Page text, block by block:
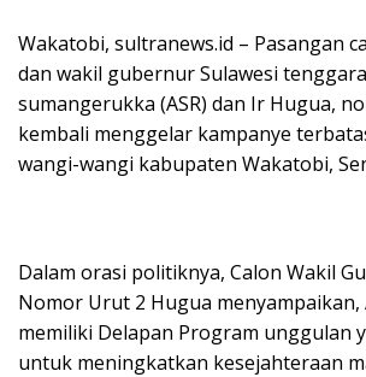
Wakatobi, sultranews.id – Pasangan
dan wakil gubernur Sulawesi
sumangerukka (ASR) dan Ir Hugua,
kembali menggelar kampanye
wangi-wangi kabupaten Wakatobi,
Dalam orasi politiknya, Calon Wakil
Nomor Urut 2 Hugua menyampaikan,
memiliki Delapan Program unggulan
untuk meningkatkan kesejahteraan